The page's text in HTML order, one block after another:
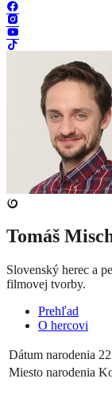
Tomáš
Slovenský herec a
filmovej tvorby.
Prehľad
O hercovi
Dátum narodenia
Miesto narodenia